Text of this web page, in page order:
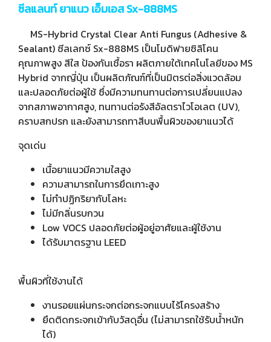
ซีลแลนท์ ยาแนว เอ็มเอส Sx-888MS
MS-Hybrid Crystal Clear Anti Fungus (Adhesive &
Sealant) ซีลเลกซ์ Sx-888MS เป็นโมดิฟายซิลิโคน
คุณภาพสูง สีใส ป้องกันเชื้อรา ผลิตภายใต้เทคโนโลยีของ MS
Hybrid จากญี่ปุ่น เป็นผลิตภัณฑ์ที่เป็นมิตรต่อสิ่งแวดล้อม
และปลอดภัยต่อผู้ใช้ ซึ่งมีความทนทานต่อการเปลี่ยนแปลง
จากสภาพอากาศสูง, ทนทานต่อรังสีอัลตราไวโอเลต (UV),
คราบสกปรก และยังสามารถทาสีบนพื้นผิวของยาแนวได้
จุดเด่น
เนื้อยาแนวมีความใสสูง
ความสามารถในการยึดเกาะสูง
ไม่ทำปฏิกริยากับโลหะ
ไม่มีกลิ่นรบกวน
Low VOCS ปลอดภัยต่อผู้อยู่อาศัยและผู้ใช้งาน
ได้รับมาตรฐาน LEED
พื้นผิวที่ใช้งานได้
งานรอยแผ่นกระจกต่อกระจกแบบไร้โครงสร้าง
ยึดติดกระจกเข้ากับวัสดุอื่น (ไม่สามารถใช้รับน้ำหนัก
ได้)